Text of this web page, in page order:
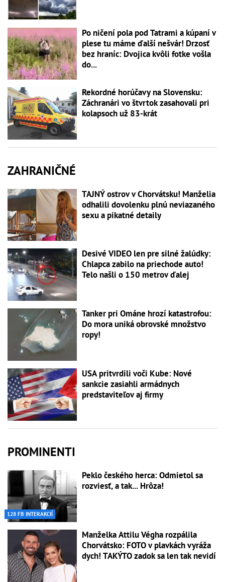
Po ničení pola pod Tatrami a kúpaní v
plese tu máme ďalší nešvár! Drzosť
bez hraníc: Dvojica kvôli fotke vošla
do...
Rekordné horúčavy na Slovensku:
Záchranári vo štvrtok zasahovali pri
kolapsoch už 83-krát
ZAHRANIČNÉ
TAJNÝ ostrov v Chorvátsku! Manželia
odhalili dovolenku plnú neviazaného
sexu a pikatné detaily
Desivé VIDEO len pre silné žalúdky:
Chlapca zabilo na priechode auto!
Telo našli o 150 metrov ďalej
Tanker pri Ománe hrozí katastrofou:
Do mora uniká obrovské množstvo
ropy!
USA pritvrdili voči Kube: Nové
sankcie zasiahli armádnych
predstaviteľov aj firmy
PROMINENTI
128 FB INTERAKCIÍ
Peklo českého herca: Odmietol sa
rozviesť, a tak... Hrôza!
Manželka Attilu Végha rozpálila
Chorvátsko: FOTO v plavkách vyráža
dych! TAKÝTO zadok sa len tak nevidí